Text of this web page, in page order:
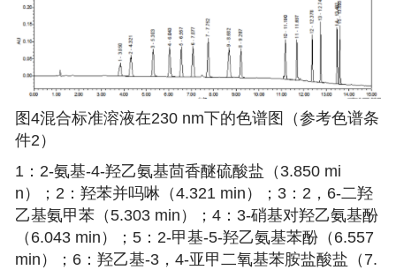
图4混合标准溶液在230 nm下的色谱图（参考色谱条
件2）
1：2-氨基-4-羟乙氨基茴香醚硫酸盐（3.850 mi
n）；2：羟苯并吗啉（4.321 min）；3：2，6-二羟
乙基氨甲苯（5.303 min）；4：3-硝基对羟乙氨基酚
（6.043 min）；5：2-甲基-5-羟乙氨基苯酚（6.557
min）；6：羟乙基-3，4-亚甲二氧基苯胺盐酸盐（7.